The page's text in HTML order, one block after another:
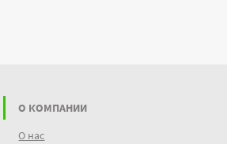
О КОМПАНИИ
О нас